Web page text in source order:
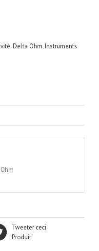
,Delta Ohm,Instruments
Tweeter ceci
Produit